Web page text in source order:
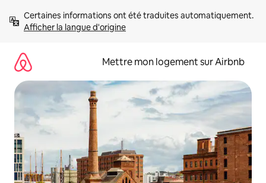
directement
Afficher la langue d'origine
Mettre mon logement sur Airbnb